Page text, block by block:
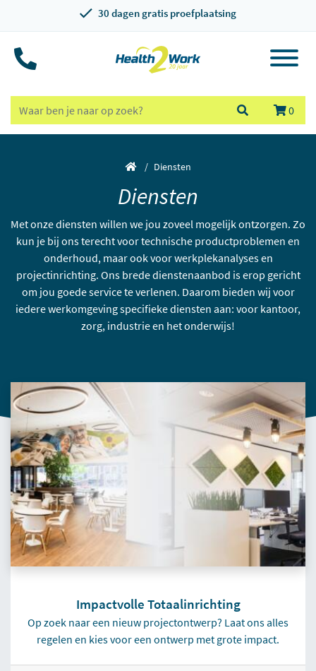
30 dagen gratis proefplaatsing
0
Diensten
Diensten
Met onze diensten willen we jou zoveel mogelijk ontzorgen. Zo
kun je bij ons terecht voor technische productproblemen en
onderhoud, maar ook voor werkplekanalyses en
projectinrichting. Ons brede dienstenaanbod is erop gericht
om jou goede service te verlenen. Daarom bieden wij voor
iedere werkomgeving specifieke diensten aan: voor kantoor,
zorg, industrie en het onderwijs!
Impactvolle Totaalinrichting
Op zoek naar een nieuw projectontwerp? Laat ons alles
regelen en kies voor een ontwerp met grote impact.